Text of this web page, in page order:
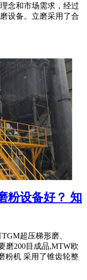
念和市场需求，经过
设备。立磨采用了合
粉设备好？ 知
超压梯形磨、
磨200目成品,MTW欧
粉机 采用了锥齿轮整